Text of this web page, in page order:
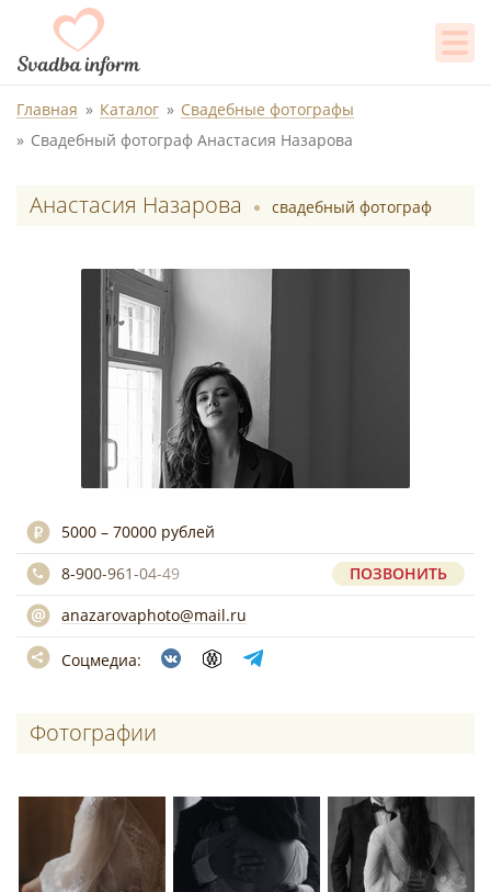
Главная Каталог
Свадебные фотографы
Свадебный фотограф Анастасия Назарова
Анастасия Назарова свадебный фотограф
5000 – 70000 рублей
8-900-961-04-49
ПОЗВОНИТЬ
anazarovaphoto@mail.ru
Соцмедиа:
Фотографии